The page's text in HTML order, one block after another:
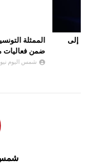
الممثلة التونسية آية
ضمن فعاليات مه...
شمس اليوم نيوز 24 05 أغسطس 2026
شمس